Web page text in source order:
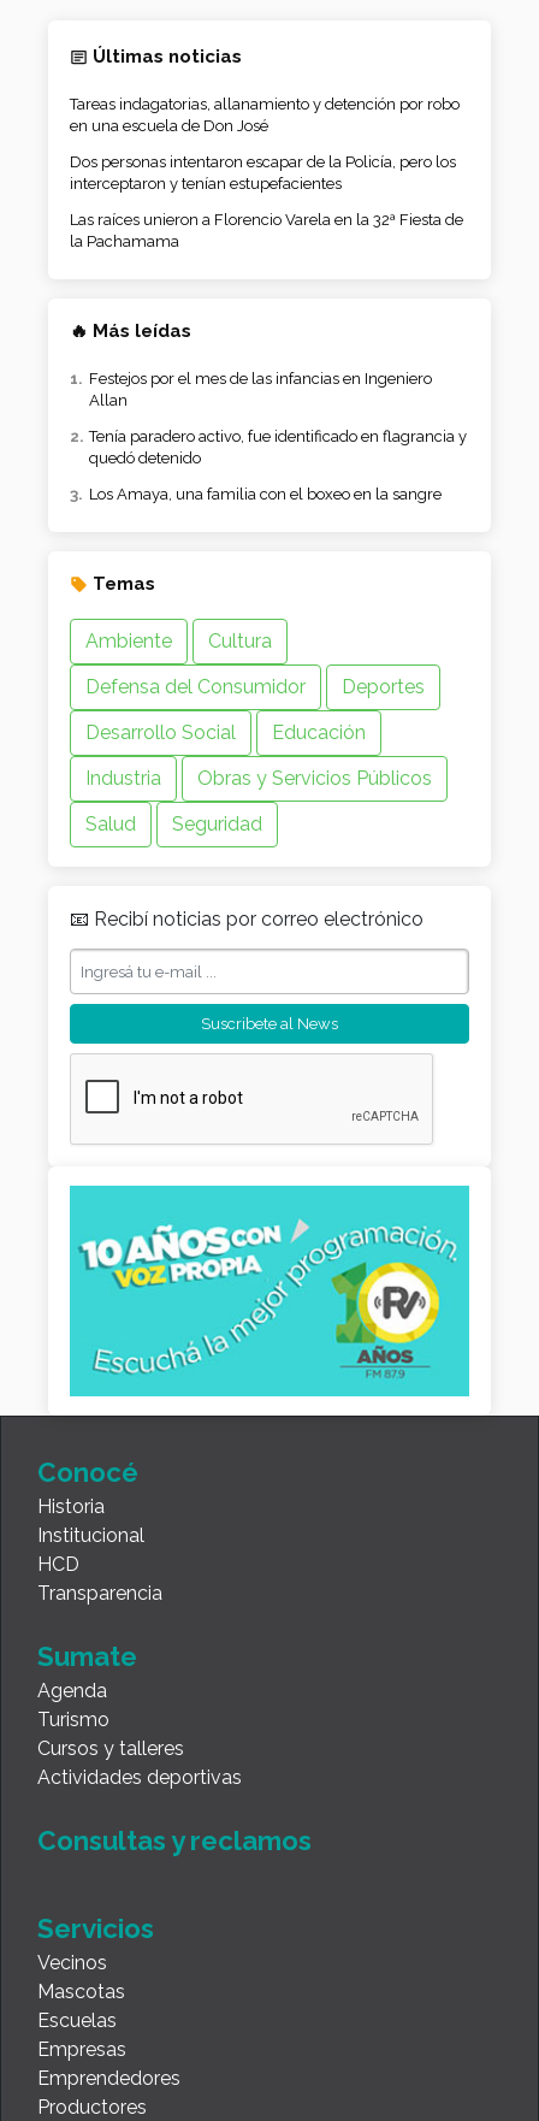
Últimas noticias
Tareas indagatorias, allanamiento y detención por robo
en una escuela de Don José
Dos personas intentaron escapar de la Policía, pero los
interceptaron y tenían estupefacientes
Las raíces unieron a Florencio Varela en la 32ª Fiesta de
la Pachamama
🔥 Más leídas
Festejos por el mes de las infancias en Ingeniero
Allan
Tenía paradero activo, fue identificado en flagrancia y
quedó detenido
Los Amaya, una familia con el boxeo en la sangre
Temas
Ambiente
Cultura
Defensa del Consumidor
Deportes
Desarrollo Social
Educación
Industria
Obras y Servicios Públicos
Salud
Seguridad
📧 Recibí noticias por correo electrónico
Conocé
Historia
Institucional
HCD
Transparencia
Sumate
Agenda
Turismo
Cursos y talleres
Actividades deportivas
Consultas y reclamos
Servicios
Vecinos
Mascotas
Escuelas
Empresas
Emprendedores
Productores